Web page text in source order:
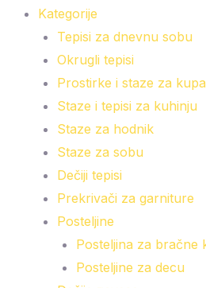
Kategorije
Tepisi za dnevnu sobu
Okrugli tepisi
Prostirke i staze za
Staze i tepisi za kuhinju
Staze za hodnik
Staze za sobu
Dečiji tepisi
Prekrivači za garniture
Posteljine
Posteljina za bračne
Posteljine za decu